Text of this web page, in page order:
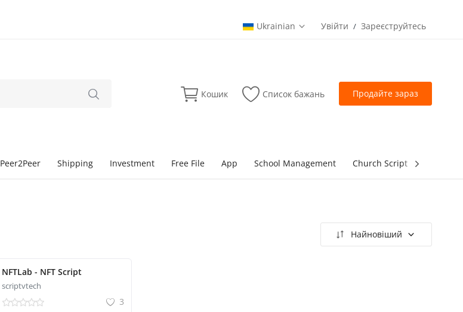
Ukrainian Увійти / Зареєструйтесь
Кошик Список бажань Продайте зараз
Peer2Peer Shipping Investment Free File App School Management Church Script
Найновіший
NFTLab - NFT Script
scriptvtech
3